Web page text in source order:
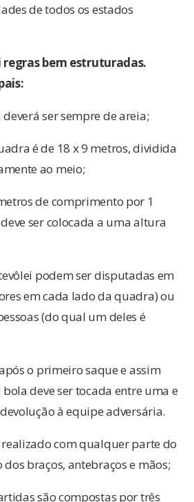
de todos os estados
bem estruturadas.
ser sempre de areia;
é de 18 x 9 metros, dividida
ao meio;
de comprimento por 1
ser colocada a uma altura
podem ser disputadas em
em cada lado da quadra) ou
(do qual um deles é
o primeiro saque e assim
deve ser tocada entre uma e
à equipe adversária.
realizado com qualquer parte do
dos braços, antebraços e mãos;
são compostas por três